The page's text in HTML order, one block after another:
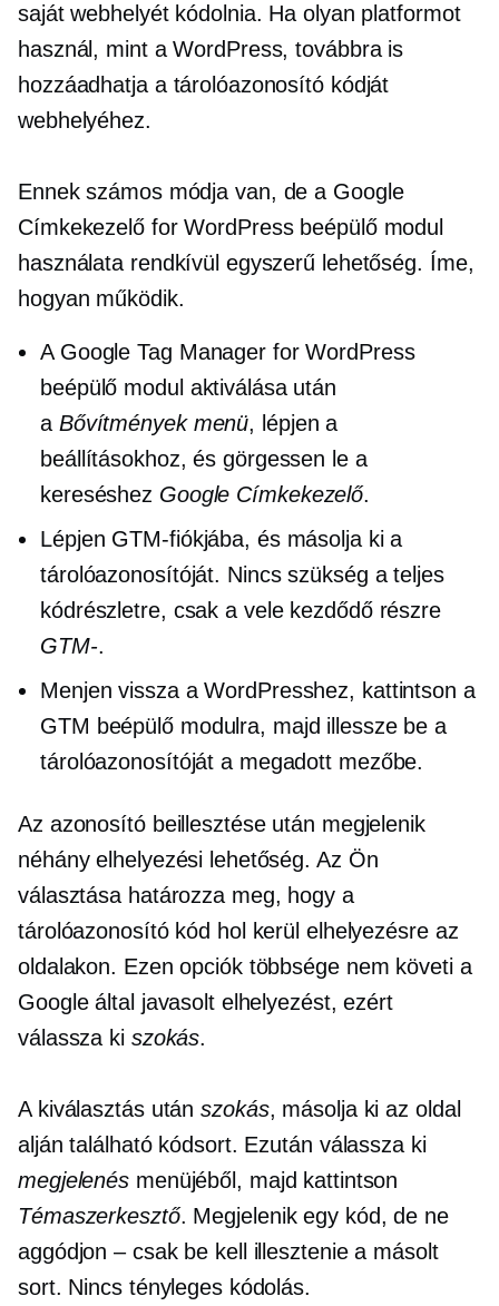
saját webhelyét kódolnia. Ha olyan platformot
használ, mint a WordPress, továbbra is
hozzáadhatja a tárolóazonosító kódját
webhelyéhez.
Ennek számos módja van, de a Google
Címkekezelő for WordPress beépülő modul
használata rendkívül egyszerű lehetőség. Íme,
hogyan működik.
A Google Tag Manager for WordPress
beépülő modul aktiválása után
a Bővítmények menü, lépjen a
beállításokhoz, és görgessen le a
kereséshez Google Címkekezelő.
Lépjen GTM-fiókjába, és másolja ki a
tárolóazonosítóját. Nincs szükség a teljes
kódrészletre, csak a vele kezdődő részre
GTM-.
Menjen vissza a WordPresshez, kattintson a
GTM beépülő modulra, majd illessze be a
tárolóazonosítóját a megadott mezőbe.
Az azonosító beillesztése után megjelenik
néhány elhelyezési lehetőség. Az Ön
választása határozza meg, hogy a
tárolóazonosító kód hol kerül elhelyezésre az
oldalakon. Ezen opciók többsége nem követi a
Google által javasolt elhelyezést, ezért
válassza ki szokás.
A kiválasztás utánszokás, másolja ki az oldal
alján található kódsort. Ezután válassza ki
megjelenés menüjéből, majd kattintson
Témaszerkesztő. Megjelenik egy kód, de ne
aggódjon – csak be kell illesztenie a másolt
sort. Nincs tényleges kódolás.